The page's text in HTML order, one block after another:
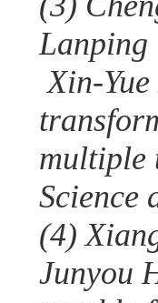
Xin-
multiple
Science
(4)
Junyou